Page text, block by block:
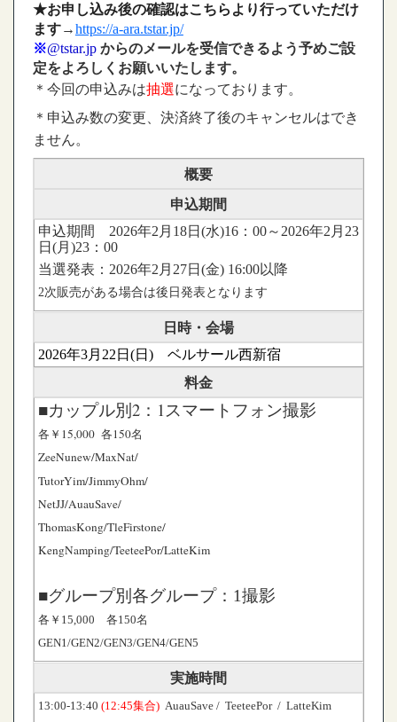
★お申し込み後の確認はこちらより行っていただけ
ます→https://a-ara.tstar.jp/
※@tstar.jpからのメールを受信できるよう予めご設
定をよろしくお願いいたします。
＊今回の申込みは抽選になっております。
＊申込み数の変更、決済終了後のキャンセルはでき
ません。
概要
申込期間
申込期間 2026年2月18日(水)16：00～2026年2月23
日(月)23：00
当選発表：2026年2月27日(金) 16:00以降
2次販売がある場合は後日発表となります
日時・会場
2026年3月22日(日 ) ベルサール西新宿
料金
■カップル別2：1スマートフォン撮影
各￥15,000 各150名
ZeeNunew/MaxNat/
TutorYim/JimmyOhm/
NetJJ/AuauSave/
ThomasKong/TleFirstone/
KengNamping/TeeteePor/LatteKim
■グループ別各グループ：1撮影
各￥15,000 各150名
GEN1/GEN2/GEN3/GEN4/GEN5
実施時間
13:00-13:40 (12:45集合)AuauSave / TeeteePor / LatteKim